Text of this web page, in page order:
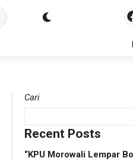
Cari
Recent Posts
“KPU Morowali Lempar